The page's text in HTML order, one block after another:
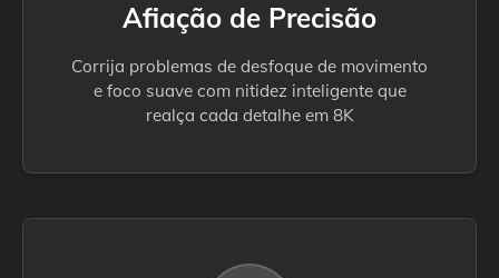
Afiação de Precisão
Corrija problemas de desfoque de movimento
e foco suave com nitidez inteligente que
realça cada detalhe em 8K